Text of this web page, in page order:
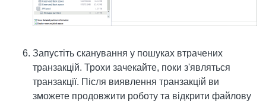
Запустіть сканування у пошуках втрачених
транзакцій. Трохи зачекайте, поки з'являться
транзакції. Після виявлення транзакцій ви
зможете продовжити роботу та відкрити файлову